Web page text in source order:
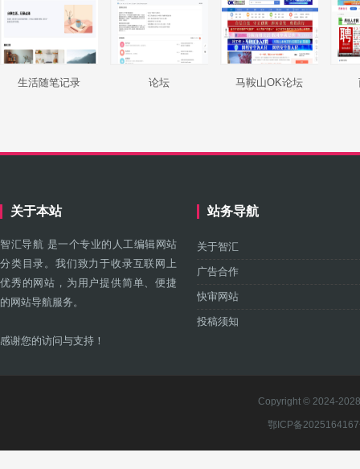
生活随笔记录 论坛 马鞍山OK论坛
关于本站
智汇导航 是一个专业的人工编辑网站
分类目录。我们致力于收录互联网上
优秀的网站，为用户提供简单、便捷
的网站导航服务。
感谢您的访问与支持！
站务导航
关于智汇
广告合作
快审网站
投稿须知
Copyright © 2024-
鄂ICP备